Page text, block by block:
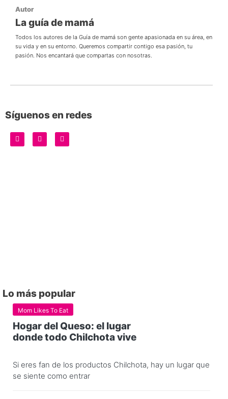
Autor
La guía de mamá
Todos los autores de la Guía de mamá son gente apasionada en su área, en
su vida y en su entorno. Queremos compartir contigo esa pasión, tu
pasión. Nos encantará que compartas con nosotras.
Síguenos en redes
Lo más popular
Mom Likes To Eat
Hogar del Queso: el lugar
donde todo Chilchota vive
Si eres fan de los productos Chilchota, hay un lugar que
se siente como entrar